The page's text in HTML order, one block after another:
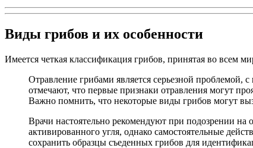
Виды грибов и их особенности
Имеется четкая классификация грибов, принятая во всем
Отравление грибами является серьезной проблемой,
отмечают, что первые признаки отравления могут
Важно помнить, что некоторые виды грибов могут
Врачи настоятельно рекомендуют при подозрении
активированного угля, однако самостоятельные
сохранить образцы съеденных грибов для